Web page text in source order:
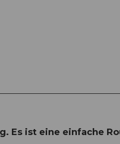
Es ist eine einfache